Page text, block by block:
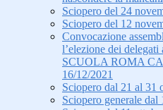
Sciopero del 24
Sciopero del 12
Convocazione
l’elezione dei
SCUOLA ROMA
16/12/2021
Sciopero dal 21 al 31
Sciopero generale dal